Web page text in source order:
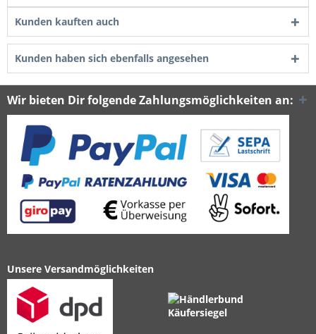
Kunden kauften auch
Kunden haben sich ebenfalls angesehen
Wir bieten Dir folgende Zahlungsmöglichkeiten an:
Unsere Versandmöglichkeiten